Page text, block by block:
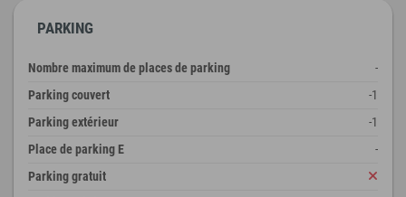
PARKING
Nombre maximum de places de parking
-
Parking couvert
-1
Parking extérieur
-1
Place de parking E
-
Parking gratuit